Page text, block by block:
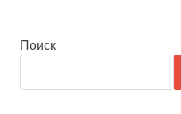
Поиск